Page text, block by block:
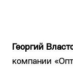
Георгий
компании